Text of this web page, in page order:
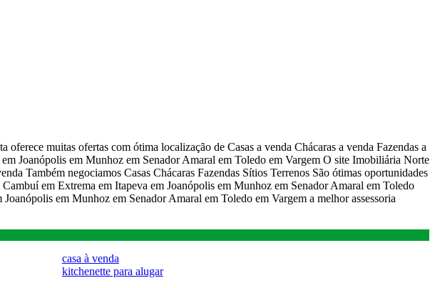
muitas ofertas com ótima localização de Casas a venda Chácaras a venda Fazendas a
Joanópolis em Munhoz em Senador Amaral em Toledo em Vargem O site Imobiliária Norte
Também negociamos Casas Chácaras Fazendas Sítios Terrenos São ótimas oportunidades
em Extrema em Itapeva em Joanópolis em Munhoz em Senador Amaral em Toledo
em Munhoz em Senador Amaral em Toledo em Vargem a melhor assessoria
casa à venda
kitchenette para alugar